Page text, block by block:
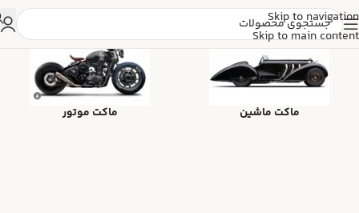
Skip to navigation
Skip to main content
ماکت ماشین ماکت موتور